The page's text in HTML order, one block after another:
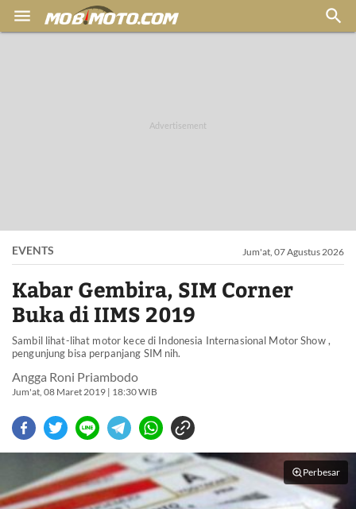
 
EVENTS Jum'at, 07 Agustus 2026
Kabar Gembira, SIM Corner
Buka di IIMS 2019
Sambil lihat-lihat motor kece di Indonesia Internasional Motor Show ,
pengunjung bisa perpanjang SIM nih.
Angga Roni Priambodo
Jum'at, 08 Maret 2019 | 18:30 WIB
Perbesar